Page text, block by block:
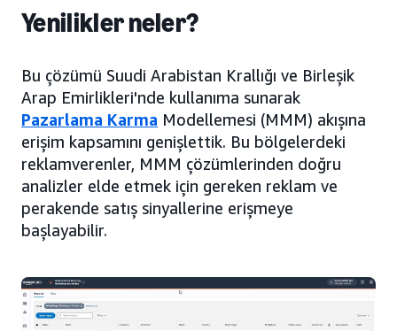
Yenilikler neler?
Bu çözümü Suudi Arabistan Krallığı ve Birleşik
Arap Emirlikleri'nde kullanıma sunarak
Pazarlama Karma Modellemesi (MMM) akışına
erişim kapsamını genişlettik. Bu bölgelerdeki
reklamverenler, MMM çözümlerinden doğru
analizler elde etmek için gereken reklam ve
perakende satış sinyallerine erişmeye
başlayabilir.